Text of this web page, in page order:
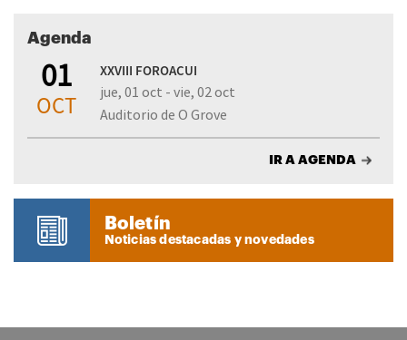
Agenda
01
OCT
XXVIII FOROACUI
jue, 01 oct - vie, 02 oct
Auditorio de O Grove
IR A AGENDA
Boletín
Noticias destacadas y novedades